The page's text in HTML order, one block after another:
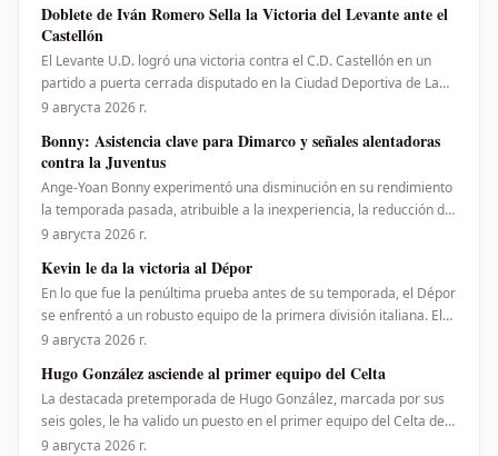
buscaba una p
Doblete de Iván Romero Sella la Victoria del Levante ante el
Castellón
El Levante U.D. logró una victoria contra el C.D. Castellón en un
partido a puerta cerrada disputado en la Ciudad Deportiva de La
Coma. El encuentro se resolvió gracias a un doblete de Iván
El equipo dirigido por
9 августа 2026 г.
Bonny: Asistencia clave para Dimarco y señales alentadoras
contra la Juventus
Ange-Yoan Bonny experimentó una disminución en su rendimiento
la temporada pasada, atribuible a la inexperiencia, la reducción de
minutos o simplemente a una caída en su nivel de juego. Sin
una pieza clave al participar e
9 августа 2026 г.
Kevin le da la victoria al Dépor
En lo que fue la penúltima prueba antes de su temporada, el Dépor
se enfrentó a un robusto equipo de la primera división italiana. El
conjunto dirigido por Hidalgo consiguió una nueva victoria gracias
Los primero
9 августа 2026 г.
Hugo González asciende al primer equipo del Celta
La destacada pretemporada de Hugo González, marcada por sus
seis goles, le ha valido un puesto en el primer equipo del Celta de
Vigo. Debido a su edad, ya no puede compaginar su participación
9 августа 2026 г.